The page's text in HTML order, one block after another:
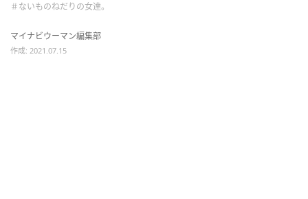
＃ないものねだりの女達。
マイナビウーマン編集部
作成: 2021.07.15